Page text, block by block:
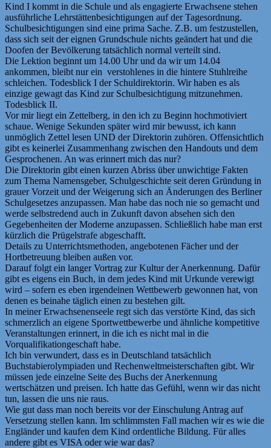
Kind I kommt in die Schule und als engagierte Erwachsene stehen
ausführliche Lehrstättenbesichtigungen auf der Tagesordnung.
Schulbesichtigungen sind eine prima Sache. Z.B. um festzustellen,
dass sich seit der eignen Grundschule nichts geändert hat und die
Doofen der Bevölkerung tatsächlich normal verteilt sind.
Die Lektion beginnt um 14.00 Uhr und da wir um 14.04
ankommen, bleibt nur ein verstohlenes in die hintere Stuhlreihe
schleichen. Todesblick I der Schuldirektorin. Wir haben es als
einzige gewagt das Kind zur Schulbesichtigung mitzunehmen.
Todesblick II.
Vor mir liegt ein Zettelberg, in den ich zu Beginn hochmotiviert
schaue. Wenige Sekunden später wird mir bewusst, ich kann
unmöglich Zettel lesen UND der Direktorin zuhören. Offensichtlich
gibt es keinerlei Zusammenhang zwischen den Handouts und dem
Gesprochenen. An was erinnert mich das nur?
Die Direktorin gibt einen kurzen Abriss über unwichtige Fakten
zum Thema Namensgeber, Schulgeschichte seit deren Gründung in
grauer Vorzeit und der Weigerung sich an Änderungen des Berliner
Schulgesetzes anzupassen. Man habe das noch nie so gemacht und
werde selbstredend auch in Zukunft davon absehen sich den
Gegebenheiten der Moderne anzupassen. Schließlich habe man erst
kürzlich die Prügelstrafe abgeschafft.
Details zu Unterrichtsmethoden, angebotenen Fächer und der
Hortbetreuung bleiben außen vor.
Darauf folgt ein langer Vortrag zur Kultur der Anerkennung. Dafür
gibt es eigens ein Buch, in dem jedes Kind mit Urkunde verewigt
wird – sofern es eben irgendeinen Wettbewerb gewonnen hat, von
denen es beinahe täglich einen zu bestehen gilt.
In meiner Erwachsenenseele regt sich das verstörte Kind, das sich
schmerzlich an eigene Sportwettbewerbe und ähnliche kompetitive
Veranstaltungen erinnert, in die ich es nicht mal in die
Vorqualifikationgeschaft habe.
Ich bin verwundert, dass es in Deutschland tatsächlich
Buchstabierolympiaden und Rechenweltmeisterschaften gibt. Wir
müssen jede einzelne Seite des Buchs der Anerkennung
wertschätzen und preisen. Ich hatte das Gefühl, wenn wir das nicht
tun, lassen die uns nie raus.
Wie gut dass man noch bereits vor der Einschulung Antrag auf
Versetzung stellen kann. Im schlimmsten Fall machen wir es wie die
Engländer und kaufen dem Kind ordentliche Bildung. Für alles
andere gibt es VISA oder wie war das?